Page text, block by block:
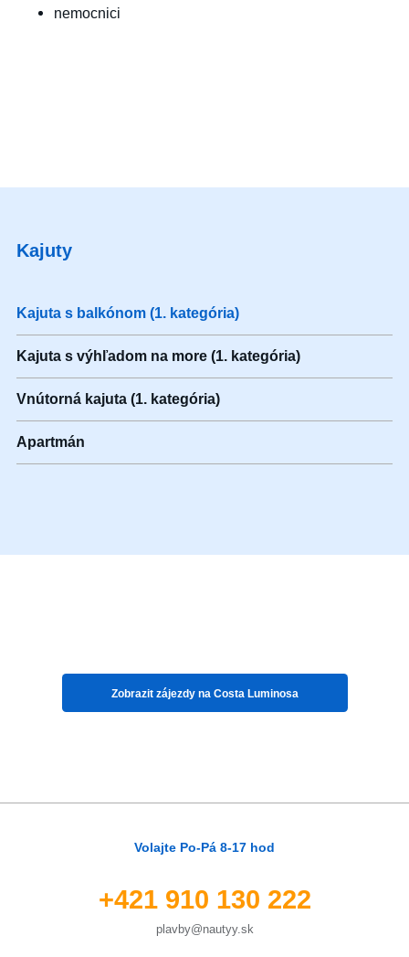
nemocnici
Kajuty
Kajuta s balkónom (1. kategória)
Kajuta s výhľadom na more (1. kategória)
Vnútorná kajuta (1. kategória)
Apartmán
Zobrazit zájezdy na Costa Luminosa
Volajte Po-Pá 8-17 hod
+421 910 130 222
plavby@nautyy.sk